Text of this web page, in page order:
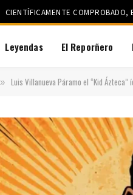
CIENTÍFICAMENTE COMPROBADO,
Leyendas El Reporñero
» Luis Villanueva Páramo el “Kid Ázteca”